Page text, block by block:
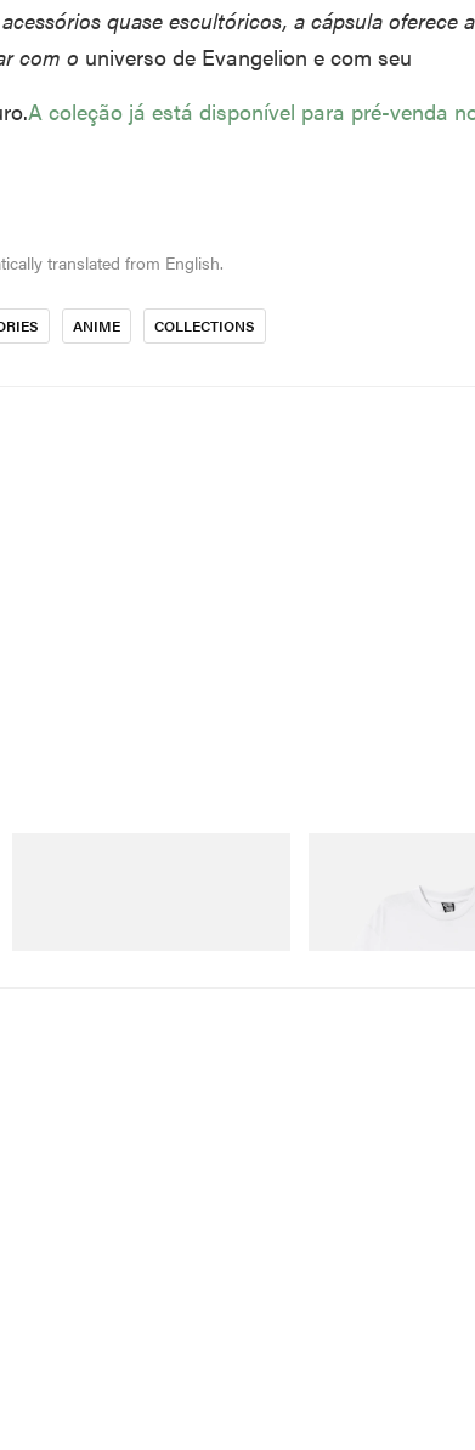
quase escultóricos, a cápsula oferece
com o universo de Evangelion e com seu
A coleção já está disponível para pré-venda
translated from English.
ANIME COLLECTIONS
Billionaire Boys Club X